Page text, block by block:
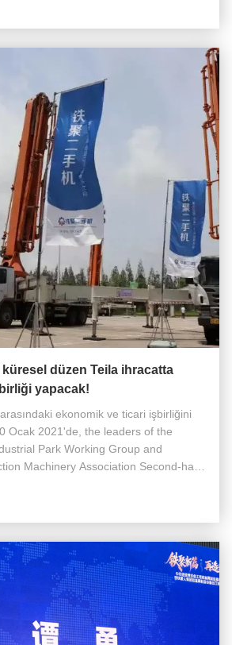
düzen Teila ihracatta
yapacak!
ekonomik ve ticari işbirliğini
Ocak 2021'de, the leaders of the
Park Working Group and
Machinery Association Second-hand
in...